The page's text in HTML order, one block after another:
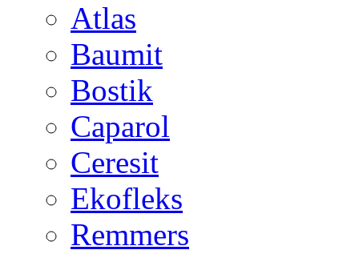
Atlas
Baumit
Bostik
Caparol
Ceresit
Ekofleks
Remmers